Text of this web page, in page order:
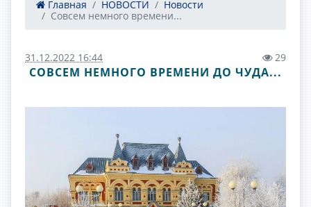
Главная НОВОСТИ
Новости
Совсем немного времени...
31.12.2022 16:44 29
СОВСЕМ НЕМНОГО ВРЕМЕНИ ДО ЧУДА...